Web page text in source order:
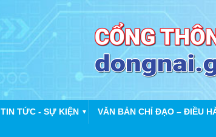
TIN TỨC - SỰ KIỆN ▼ VĂN BẢN CHỈ ĐẠO – ĐIỀU